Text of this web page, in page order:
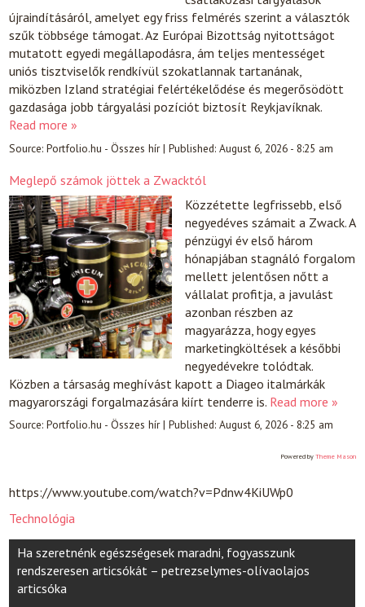
újraindításáról, amelyet egy friss felmérés szerint a választók
szűk többsége támogat. Az Európai Bizottság nyitottságot
mutatott egyedi megállapodásra, ám teljes mentességet
uniós tisztviselők rendkívül szokatlannak tartanának,
miközben Izland stratégiai felértékelődése és megerősödött
gazdasága jobb tárgyalási pozíciót biztosít Reykjavíknak.
Read more »
Source:Portfolio.hu - Összes hír|Published:August 6, 2026 - 8:25 am
Meglepő számok jöttek a Zwacktól
Közzétette legfrissebb, első
negyedéves számait a Zwack. A
pénzügyi év első három
hónapjában stagnáló forgalom
mellett jelentősen nőtt a
vállalat profitja, a javulást
azonban részben az
magyarázza, hogy egyes
marketingköltések a későbbi
negyedévekre tolódtak.
Közben a társaság meghívást kapott a Diageo italmárkák
magyarországi forgalmazására kiírt tenderre is. Read more »
Source:Portfolio.hu - Összes hír|Published:August 6, 2026 - 8:25 am
Powered by Theme Mason
https://www.youtube.com/watch?v=Pdnw4KiUWp0
Technológia
Post
navigation
Ha szeretnénk egészségesek maradni, fogyasszunk
rendszeresen articsókát – petrezselymes-olívaolajos
articsóka